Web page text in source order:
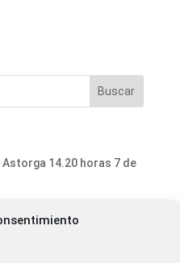
14.20 horas 7 de
en incendios